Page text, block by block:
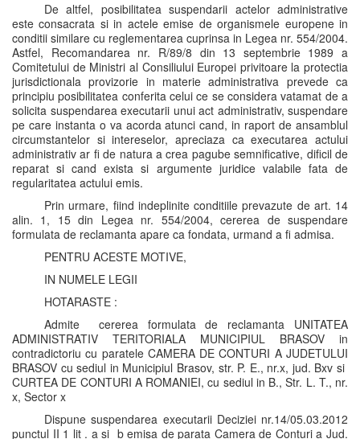
De altfel, posibilitatea suspendarii actelor administrative
este consacrata si in actele emise de organismele europene in
conditii similare cu reglementarea cuprinsa in Legea nr. 554/2004.
Astfel, Recomandarea nr. R/89/8 din 13 septembrie 1989 a
Comitetului de Ministri al Consiliului Europei privitoare la protectia
jurisdictionala provizorie in materie administrativa prevede ca
principiu posibilitatea conferita celui ce se considera vatamat de a
solicita suspendarea executarii unui act administrativ, suspendare
pe care instanta o va acorda atunci cand, in raport de ansamblul
circumstantelor si intereselor, apreciaza ca executarea actului
administrativ ar fi de natura a crea pagube semnificative, dificil de
reparat si cand exista si argumente juridice valabile fata de
regularitatea actului emis.
Prin urmare, fiind indeplinite conditiile prevazute de art. 14
alin. 1, 15 din Legea nr. 554/2004, cererea de suspendare
formulata de reclamanta apare ca fondata, urmand a fi admisa.
PENTRU ACESTE MOTIVE,
IN NUMELE LEGII
HOTARASTE :
Admite cererea formulata de reclamanta UNITATEA
ADMINISTRATIV TERITORIALA MUNICIPIUL BRASOV in
contradictoriu cu paratele CAMERA DE CONTURI A JUDETULUI
BRASOV cu sediul in Municipiul Brasov, str. P. E., nr.x, jud. Bxv si
CURTEA DE CONTURI A ROMANIEI, cu sediul in B., Str. L. T., nr.
x, Sector x
Dispune suspendarea executarii Deciziei nr.14/05.03.2012
punctul II 1 lit . a si b emisa de parata Camera de Conturi a Jud.